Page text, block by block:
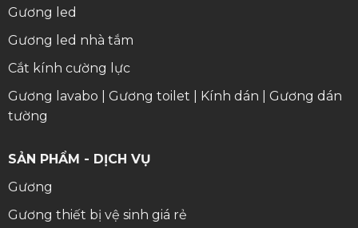
Gương led
Gương led nhà tắm
Cắt kính cường lực
Gương lavabo
Gương toilet Kính dán
Gương dán
tường
SẢN PHẨM - DỊCH VỤ
Gương
Gương thiết bị vệ sinh giá rẻ